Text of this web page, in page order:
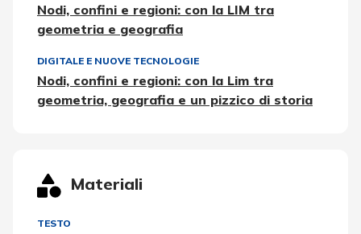
Nodi, confini e regioni: con la LIM tra
geometria e geografia
DIGITALE E NUOVE TECNOLOGIE
Nodi, confini e regioni: con la Lim tra
geometria, geografia e un pizzico di storia
Materiali
TESTO